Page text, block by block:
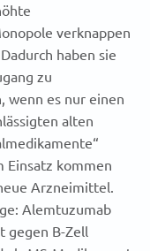
verknappen
haben sie
zu
wenn es nur einen
alten
Einsatz kommen
Arzneimittel.
Alemtuzumab
gegen B-Zell